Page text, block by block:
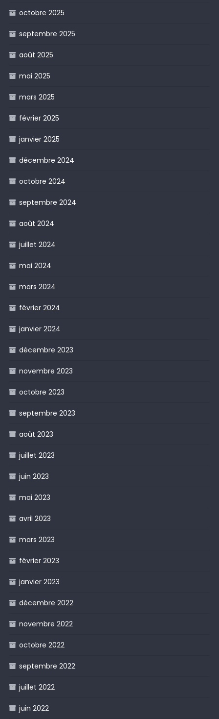
octobre 2025
septembre 2025
août 2025
mai 2025
mars 2025
février 2025
janvier 2025
décembre 2024
octobre 2024
septembre 2024
août 2024
juillet 2024
mai 2024
mars 2024
février 2024
janvier 2024
décembre 2023
novembre 2023
octobre 2023
septembre 2023
août 2023
juillet 2023
juin 2023
mai 2023
avril 2023
mars 2023
février 2023
janvier 2023
décembre 2022
novembre 2022
octobre 2022
septembre 2022
juillet 2022
juin 2022